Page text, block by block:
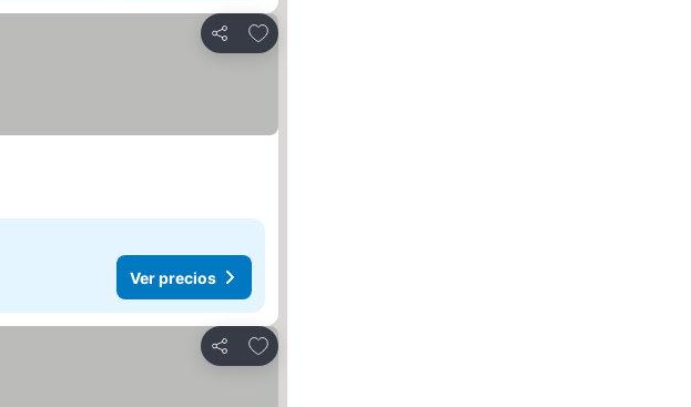
Compartir
Agregar a favoritos
Ver precios
Compartir
Agregar a favoritos